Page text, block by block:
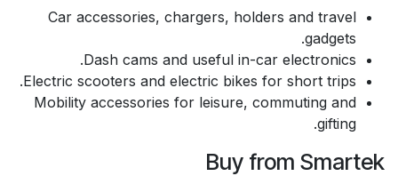
Car accessories, chargers, holders and travel
gadgets.
Dash cams and useful in-car electronics.
Electric scooters and electric bikes for short trips.
Mobility accessories for leisure, commuting and
gifting.
Buy from Smartek